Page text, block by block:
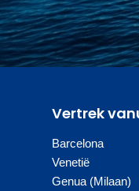
Vertrek
Barcelona
Venetië
Genua (Milaan)